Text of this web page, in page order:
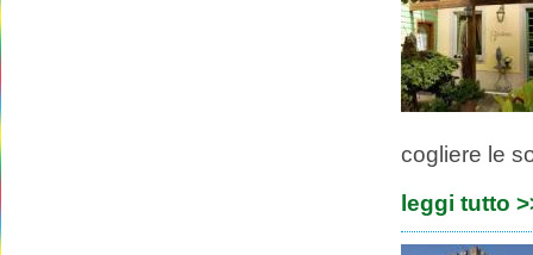
cogliere le
leggi tutto